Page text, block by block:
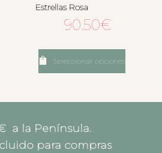
Estrellas Rosa
90.50€
Seleccionar opciones
a la Península.
para compras